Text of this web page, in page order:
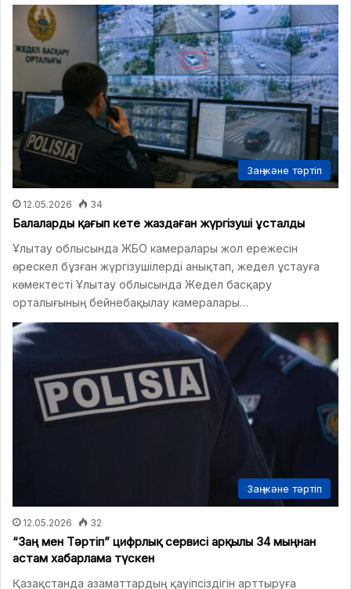
Заң және тәртіп
12.05.2026 34
Балаларды қағып кете жаздаған жүргізуші ұсталды
Ұлытау облысында ЖБО камералары жол ережесін
өрескел бұзған жүргізушілерді анықтап, жедел ұстауға
көмектесті Ұлытау облысында Жедел басқару
орталығының бейнебақылау камералары…
Заң және тәртіп
12.05.2026 32
“Заң мен Тәртіп” цифрлық сервисі арқылы 34 мыңнан
астам хабарлама түскен
Қазақстанда азаматтардың қауіпсіздігін арттыруға